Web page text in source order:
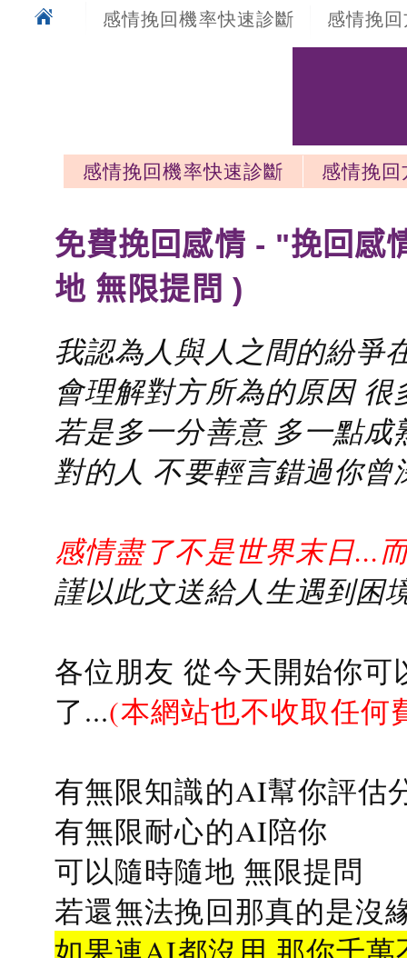
感情挽回機率快速診斷 感情挽
感情挽回機率快速診斷
感情挽
免費挽回感情 - "挽回感
地 無限提問 )
我認為人與人之間的紛爭
會理解對方所為的原因
若是多一分善意 多一點
對的人 不要輕言錯過你曾
感情盡了不是世界末日...
謹以此文送給人生遇到困
各位朋友 從今天開始你
了...(本網站也不收取任何
有無限知識的AI幫你評估
有無限耐心的AI陪你
可以隨時隨地 無限提問
若還無法挽回那真的是沒